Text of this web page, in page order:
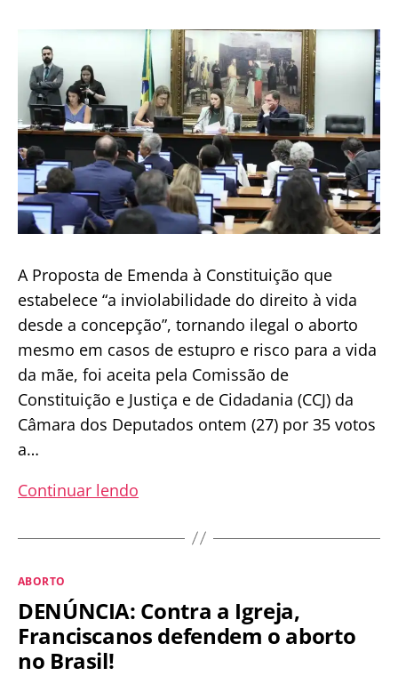
pró-
vida
publicação
A Proposta de Emenda à Constituição que
estabelece “a inviolabilidade do direito à vida
desde a concepção”, tornando ilegal o aborto
mesmo em casos de estupro e risco para a vida
da mãe, foi aceita pela Comissão de
Constituição e Justiça e de Cidadania (CCJ) da
Câmara dos Deputados ontem (27) por 35 votos
a…
Continuar lendo
Vida
na
CCJ
Categorias
ABORTO
DENÚNCIA: Contra a Igreja,
Franciscanos defendem o aborto
no Brasil!